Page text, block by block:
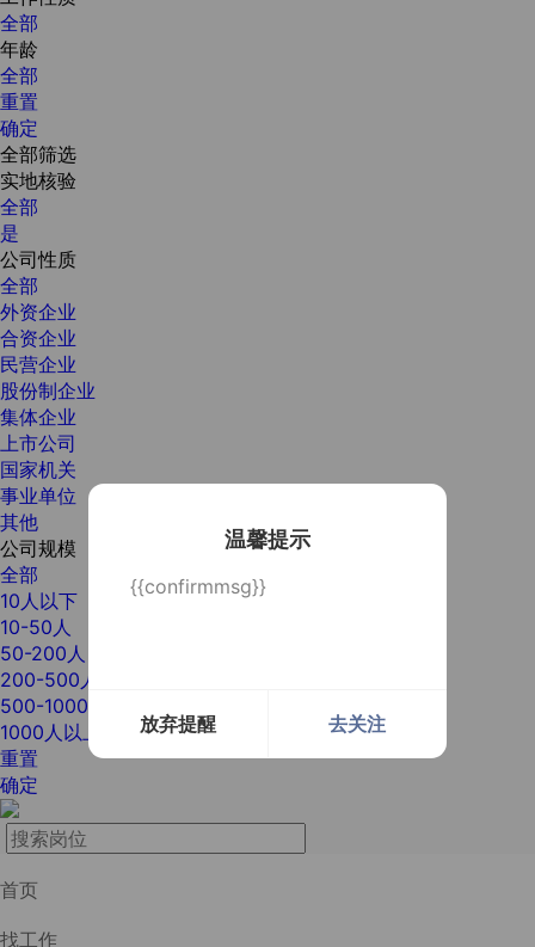
温馨提示
{{confirmmsg}}
放弃提醒 去关注
全部
年龄
全部
重置
确定
全部筛选
实地核验
全部
是
公司性质
全部
外资企业
合资企业
民营企业
股份制企业
集体企业
上市公司
国家机关
事业单位
其他
公司规模
全部
10人以下
10-50人
50-200人
200-500人
500-1000人
1000人以上
重置
确定
首页
找工作